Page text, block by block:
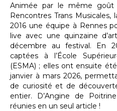
Animée par le même
Rencontres Trans Musicales,
2016 une équipe à Rennes
live avec une quinzaine
décembre au festival. En
captées à l’École
(ESMA) ; elles ont ensuite
janvier à mars 2026,
de curiosité et de
entier. D’Angine de
réunies en un seul article !